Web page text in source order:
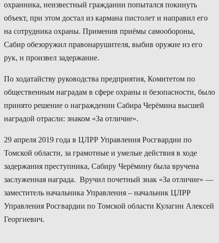
охранника, неизвестный гражданин попытался покинуть
объект, при этом достал из кармана пистолет и направил его
на сотрудника охраны. Применив приёмы самообороны,
Сабир обезоружил правонарушителя, выбив оружие из его
рук, и произвел задержание.
По ходатайству руководства предприятия, Комитетом по
общественным наградам в сфере охраны и безопасности, было
принято решение о награждении Сабира Черёмина высшей
наградой отрасли: знаком «За отличие».
29 апреля 2019 года в ЦЛРР Управления Росгвардии по
Томской области, за грамотные и умелые действия в ходе
задержания преступника, Сабиру Черёмину была вручена
заслуженная награда. Вручил почетный знак «За отличие» —
заместитель начальника Управления – начальник ЦЛРР
Управления Росгвардии по Томской области Кулагин Алексей
Георгиевич.